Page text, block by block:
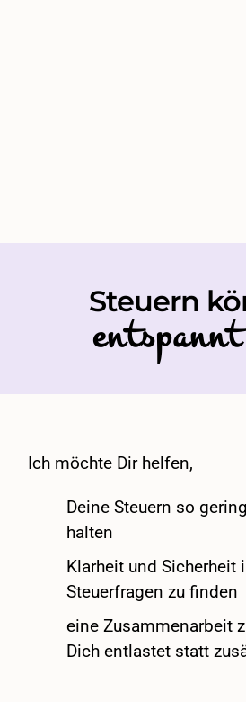
Steuern
Ich möchte Dir helfen,
Deine Steuern so
halten
Klarheit und Sicherheit
Steuerfragen zu finden
eine Zusammenarbeit
Dich entlastet statt